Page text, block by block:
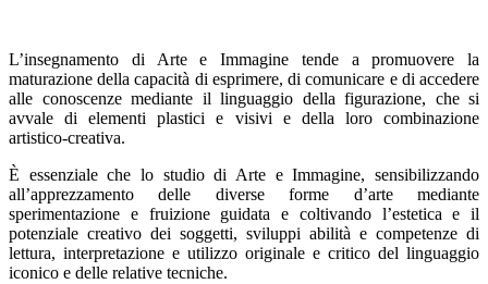
L’insegnamento di Arte e Immagine tende a promuovere la
maturazione della capacità di esprimere, di comunicare e di accedere
alle conoscenze mediante il linguaggio della figurazione, che si
avvale di elementi plastici e visivi e della loro combinazione
artistico-creativa.
È essenziale che lo studio di Arte e Immagine, sensibilizzando
all’apprezzamento delle diverse forme d’arte mediante
sperimentazione e fruizione guidata e coltivando l’estetica e il
potenziale creativo dei soggetti, sviluppi abilità e competenze di
lettura, interpretazione e utilizzo originale e critico del linguaggio
iconico e delle relative tecniche.